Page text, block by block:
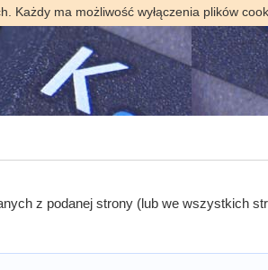
ma możliwość wyłączenia plików
z podanej strony (lub we wszystkich